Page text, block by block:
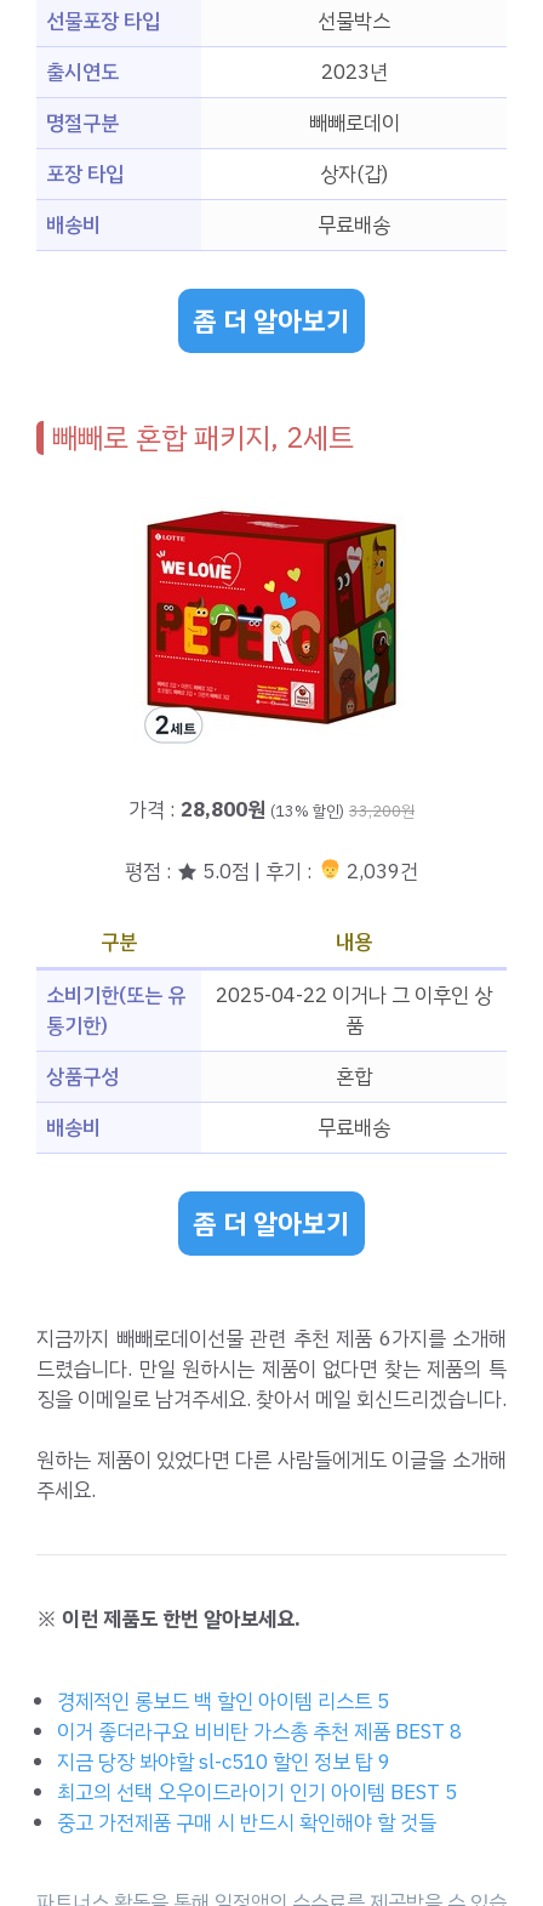
선물포장 타입
선물박스
출시연도
2023년
명절구분
빼빼로데이
포장 타입
상자(갑)
배송비
무료배송
좀 더 알아보기
빼빼로 혼합 패키지, 2세트
가격 : 28,800원 (13% 할인) 33,200원
평점 : ★ 5.0점 | 후기 : 2,039건
구분
내용
소비기한(또는 유
통기한)
2025-04-22 이거나 그 이후인 상
품
상품구성
혼합
배송비
무료배송
좀 더 알아보기
지금까지 빼빼로데이선물 관련 추천 제품 6가지를 소개해
드렸습니다. 만일 원하시는 제품이 없다면 찾는 제품의 특
징을 이메일로 남겨주세요. 찾아서 메일 회신드리겠습니다.
원하는 제품이 있었다면 다른 사람들에게도 이글을 소개해
주세요.
※ 이런 제품도 한번 알아보세요.
경제적인 롱보드 백 할인 아이템 리스트 5
이거 좋더라구요 비비탄 가스총 추천 제품 BEST 8
지금 당장 봐야할 sl-c510 할인 정보 탑 9
최고의 선택 오우이드라이기 인기 아이템 BEST 5
중고 가전제품 구매 시 반드시 확인해야 할 것들